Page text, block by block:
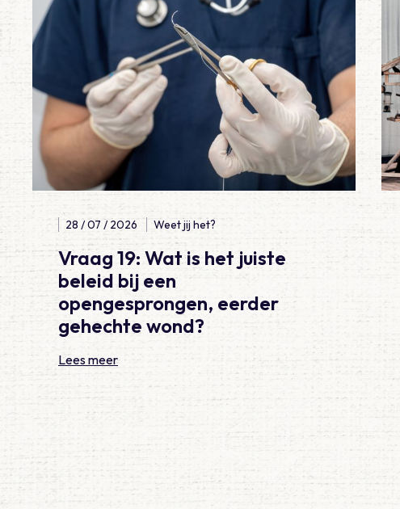
Vraag 19: Wat is het juiste
beleid bij een
opengesprongen, eerder
gehechte wond?
28 / 07 / 2026 Weet jij het?
Lees meer